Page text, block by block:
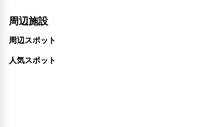
周辺施設
周辺スポット
人気スポット